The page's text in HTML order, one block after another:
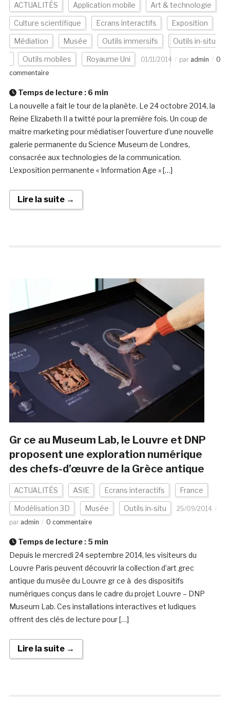
ACTUALITÉS Application mobile Art & technologie
Culture scientifique Ecrans interactifs Exposition
Médiation Musée Outils immersifs Outils in-situ
Outils mobiles Royaume Uni 01/11/2014 par admin
0
commentaire
Temps de lecture : 6 min
La nouvelle a fait le tour de la planète. Le 24 octobre 2014, la
Reine Elizabeth II a twitté pour la première fois. Un coup de
maitre marketing pour médiatiser l’ouverture d’une nouvelle
galerie permanente du Science Museum de Londres,
consacrée aux technologies de la communication.
L’exposition permanente « Information Age » […]
Lire la suite →
Gr ce au Museum Lab, le Louvre et DNP
proposent une exploration numérique
des chefs-d’œuvre de la Grèce antique
ACTUALITÉS ASIE Ecrans interactifs France
Modélisation 3D Musée Outils in-situ
25/09/2014
par admin 0 commentaire
Temps de lecture : 5 min
Depuis le mercredi 24 septembre 2014, les visiteurs du
Louvre Paris peuvent découvrir la collection d’art grec
antique du musée du Louvre gr ce à des dispositifs
numériques conçus dans le cadre du projet Louvre – DNP
Museum Lab. Ces installations interactives et ludiques
offrent des clés de lecture pour […]
Lire la suite →